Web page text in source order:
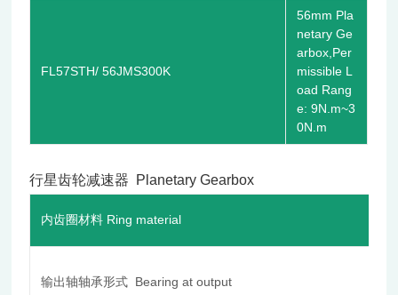
FL57STH/ 56JMS300K
56mm Pla
netary Ge
arbox,Per
missible L
oad Rang
e: 9N.m~3
0N.m
行星齿轮减速器 Planetary Gearbox
内齿圈材料 Ring material
输出轴轴承形式 Bearing at output